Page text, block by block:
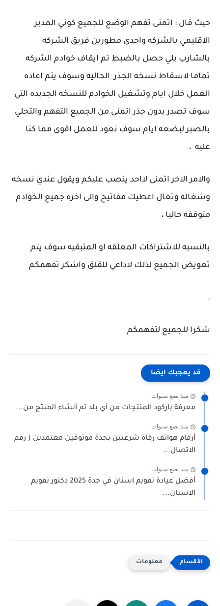
حيث قال : اتمنى تفهم الوضع للجميع كوني المدير
الاقليمي بالشركه واحدى مطورين فريق الشركه
بالشارب يلي حصل بالضبط تم ايقاف خوادم الشركه
تماما لاسقاط نسخه الجذر الحاليه وسوف يتم اعاده
العمل خلال ايام وتشغيل الخوادم للنسخه الجديده التي
سوف تصدر بدون جذر اتمنى من الجميع التفهم والتحلي
بالصبر لبضعه ايام سوف نعود للعمل اقوى مما كنا
عليه ،
والامر الاخر اتمنى لااحد ينصب عليكم ويقول عندي نسخه
وشغاله وتعال اعطيك مفاتيح والى اخره جميع الخوادم
متوقفه حاليا ،
بالنسبه للاشتراكات المعلقه او المتبقيه سوف يتم
تعويض الجميع لذلك لاداعي للقلق واشكر تفهمكم
.
شكرا للجميع لتفهمكم
قد يعجبك ايضا
منذ بضع سنوات
معرفة باركود المنتجات من أي بلد تم أنشاء المنتج من...
منذ بضع سنوات
أرقام هواتف رقاة شرعيين بجدة موثوقين معتمدين ( رقم
الاتصال...
منذ بضع سنوات
أفضل عيادة تقويم اسنان في جدة 2025 دكتور تقويم
الاسنان...
معلومات